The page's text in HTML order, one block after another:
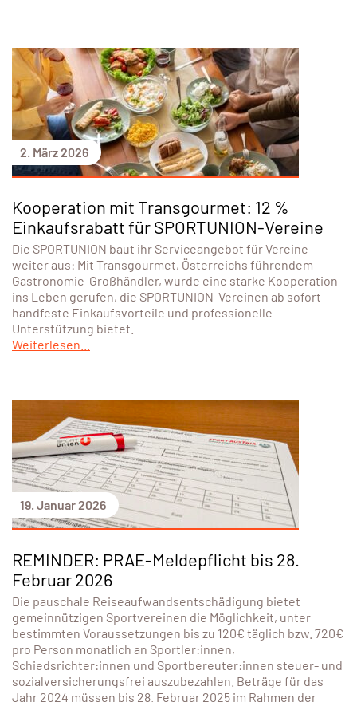
2. März 2026
Kooperation mit Transgourmet: 12 %
Einkaufsrabatt für SPORTUNION-Vereine
Die SPORTUNION baut ihr Serviceangebot für Vereine
weiter aus: Mit Transgourmet, Österreichs führendem
Gastronomie-Großhändler, wurde eine starke Kooperation
ins Leben gerufen, die SPORTUNION-Vereinen ab sofort
handfeste Einkaufsvorteile und professionelle
Unterstützung bietet.
Weiterlesen...
19. Januar 2026
REMINDER: PRAE-Meldepflicht bis 28.
Februar 2026
Die pauschale Reiseaufwandsentschädigung bietet
gemeinnützigen Sportvereinen die Möglichkeit, unter
bestimmten Voraussetzungen bis zu 120€ täglich bzw. 720€
pro Person monatlich an Sportler:innen,
Schiedsrichter:innen und Sportbereuter:innen steuer- und
sozialversicherungsfrei auszubezahlen. Beträge für das
Jahr 2024 müssen bis 28. Februar 2025 im Rahmen der